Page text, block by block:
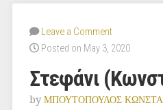
Leave a Comment
Posted on May 3, 2020
Στεφάνι
by ΜΠΟΥΤΟΠΟΥΛΟΣ